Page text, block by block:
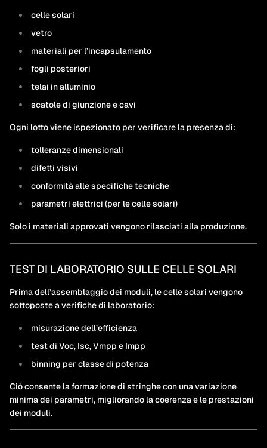
celle solari
vetro
materiali per l’incapsulamento
fogli posteriori
telai in alluminio
scatole di giunzione e cavi
Ogni lotto viene ispezionato per verificare la presenza di:
tolleranze dimensionali
difetti visivi
conformità alle specifiche tecniche
parametri elettrici (per le celle solari)
Solo i materiali approvati vengono rilasciati alla produzione.
TEST DI LABORATORIO SULLE CELLE SOLARI
Prima dell’assemblaggio dei moduli, le celle solari vengono
sottoposte a verifiche di laboratorio:
misurazione dell’efficienza
test di Voc, Isc, Vmpp e Impp
binning per classe di potenza
Ciò consente la formazione di stringhe con una variazione
minima dei parametri, migliorando la coerenza e le prestazioni
dei moduli.